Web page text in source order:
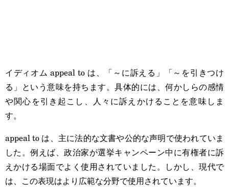
イディオム appeal to は、
「～に訴える」「～を引きつけ
る」という意味を持ちます。具体的には、何かしらの感情
や関心を引き起こし、人々に訴えかけることを意味しま
す。
appeal to は、主に法的な文書や公的な声明で使われていま
した。例えば、政治家が選挙キャンペーン中に有権者に訴
えかける場面でよく使用されていました。しかし、現代で
は、この表現はより広範な分野で使用されています。